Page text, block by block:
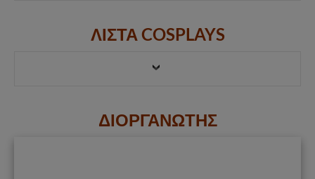
ΛΙΣΤΑ COSPLAYS
ΔΙΟΡΓΑΝΩΤΗΣ